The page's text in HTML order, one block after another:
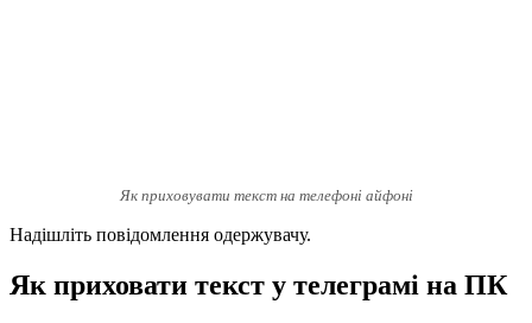
Як приховувати текст на телефоні айфоні
Надішліть повідомлення одержувачу.
Як приховати текст у телеграмі на ПК